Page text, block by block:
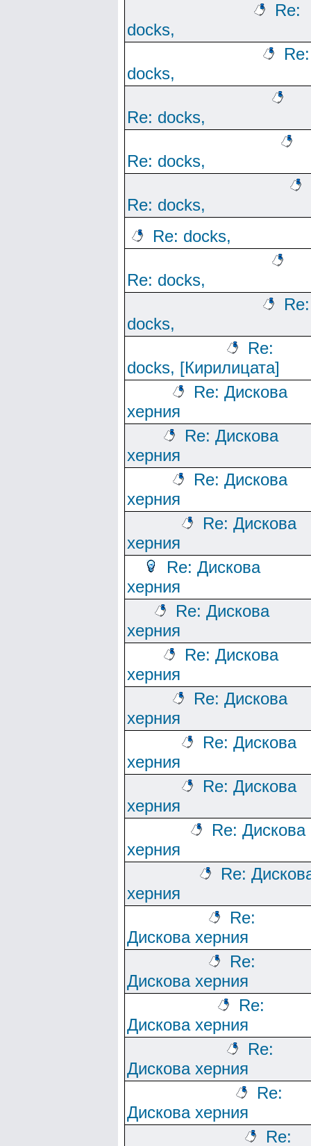
Re:
docks,
Re:
docks,
Re: docks,
Re: docks,
Re: docks,
Re: docks,
Re: docks,
Re:
docks,
Re:
docks, [Кирилицата]
Re: Дискова
херния
Re: Дискова
херния
Re: Дискова
херния
Re: Дискова
херния
Re: Дискова
херния
Re: Дискова
херния
Re: Дискова
херния
Re: Дискова
херния
Re: Дискова
херния
Re: Дискова
херния
Re: Дискова
херния
Re:
херния
Re:
Дискова херния
Re:
Дискова херния
Re:
Дискова херния
Re:
Дискова херния
Re:
Дискова херния
Re: